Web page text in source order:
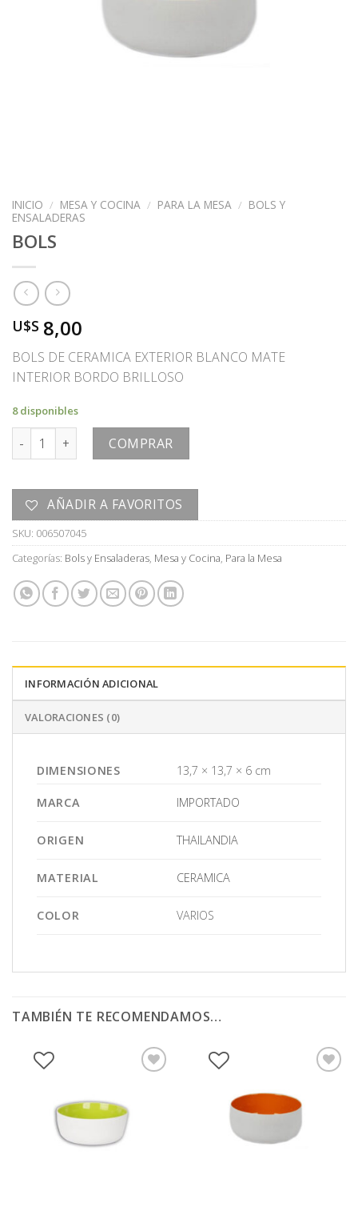
INICIO / MESA Y COCINA / PARA LA MESA / BOLS Y
ENSALADERAS
BOLS
U$S 8,00
BOLS DE CERAMICA EXTERIOR BLANCO MATE
INTERIOR BORDO BRILLOSO
8 disponibles
BOLS cantidad COMPRAR
AÑADIR A FAVORITOS
SKU: 006507045
Categorías: Bols y Ensaladeras, Mesa y Cocina, Para la Mesa
INFORMACIÓN ADICIONAL
VALORACIONES (0)
DIMENSIONES 13,7 × 13,7 × 6 cm
MARCA IMPORTADO
ORIGEN THAILANDIA
MATERIAL CERAMICA
COLOR VARIOS
TAMBIÉN TE RECOMENDAMOS…